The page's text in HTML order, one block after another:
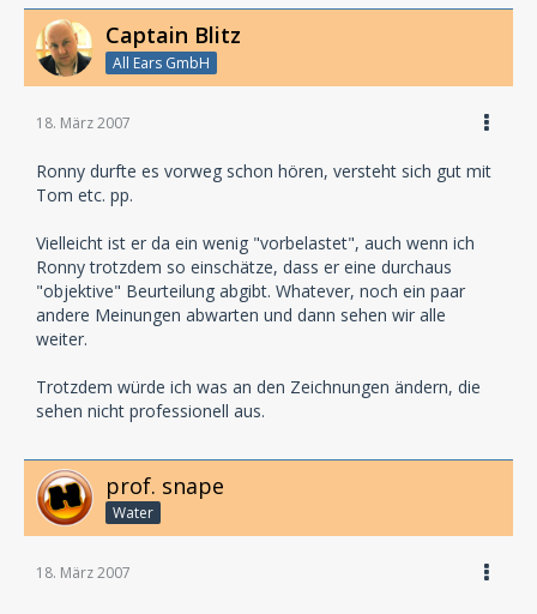
Captain Blitz
All Ears GmbH
18. März 2007
Ronny durfte es vorweg schon hören, versteht sich gut mit
Tom etc. pp.
Vielleicht ist er da ein wenig "vorbelastet", auch wenn ich
Ronny trotzdem so einschätze, dass er eine durchaus
"objektive" Beurteilung abgibt. Whatever, noch ein paar
andere Meinungen abwarten und dann sehen wir alle
weiter.
Trotzdem würde ich was an den Zeichnungen ändern, die
sehen nicht professionell aus.
prof. snape
Water
18. März 2007